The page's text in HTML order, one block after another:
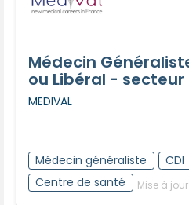
Médecin
ou Libéral - secteur
MEDIVAL
Médecin généraliste CDI
Centre de santé
Mise à